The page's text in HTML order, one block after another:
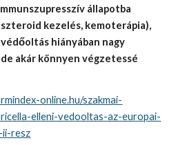
állapotba
kezelés, kemoterápia),
hiányában nagy
akár könnyen végzetessé
online.hu/szakmai-
elleni-vedooltas-az-europai-
ii-resz